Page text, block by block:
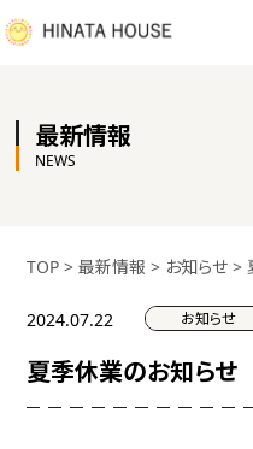
最新情報
NEWS
TOP >最新情報 > お知らせ >
2024.07.22 お知らせ
夏季休業のお知らせ